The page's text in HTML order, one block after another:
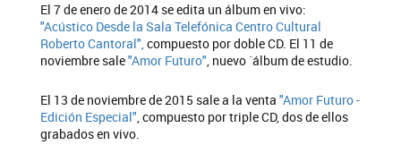
El 7 de enero de 2014 se edita un álbum en vivo:
"Acústico Desde la Sala Telefónica Centro Cultural
Roberto Cantoral",compuesto por doble CD. El 11 de
noviembre sale"Amor Futuro", nuevo ´álbum de estudio.
El 13 de noviembre de 2015 sale a la venta "Amor Futuro -
Edición Especial", compuesto por triple CD, dos de ellos
grabados en vivo.